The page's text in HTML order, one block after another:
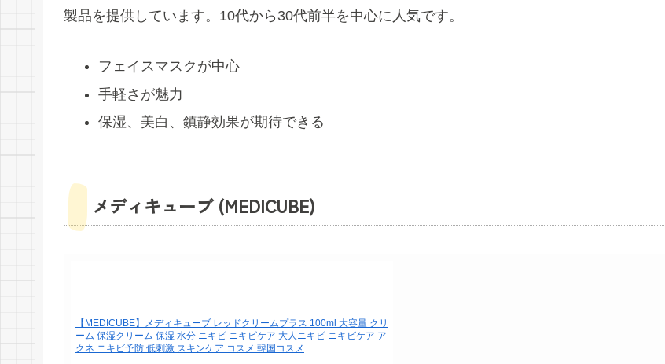
製品を提供しています。10代から30代前半を中心に人気です。
フェイスマスクが中心
手軽さが魅力
保湿、美白、鎮静効果が期待できる
メディキューブ (MEDICUBE)
【MEDICUBE】メディキューブ レッドクリームプラス 100ml 大容量 クリ
ーム 保湿クリーム 保湿 水分 ニキビ ニキビケア 大人ニキビ ニキビケア ア
クネ ニキビ予防 低刺激 スキンケア コスメ 韓国コスメ